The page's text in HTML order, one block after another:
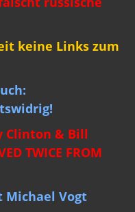
keine Links zum
Clinton & Bill
TWICE FROM
Michael Vogt